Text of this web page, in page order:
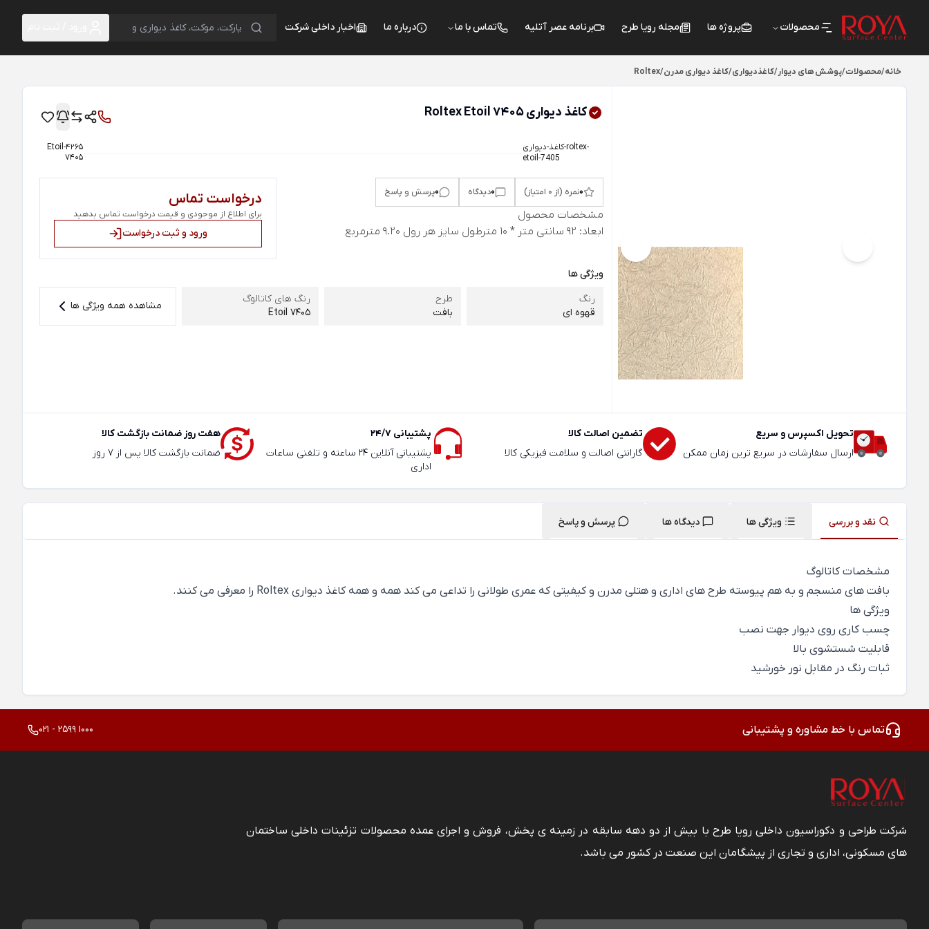
محصولات پروژه ها مجله رویا طرح برنامه عصر آتلیه تماس با ما درباره ما اخبار داخلی شرکت
خانه/محصولات/پوشش های دیوار/کاغذدیواری/کاغذ دیواری مدرن/
Roltex
کاغذ دیواری Roltex Etoil 7405
کاغذ-دیواری-roltex-
etoil-7405
4265-Etoil
7405
0نمره (از 0 امتیاز) 0دیدگاه 0پرسش و پاسخ
مشخصات محصول
ابعاد: 92 سانتی متر * 10 مترطول سایز هر رول 9.20 مترمربع
درخواست تماس
برای اطلاع از موجودی و قیمت درخواست تماس بدهید
ورود و ثبت درخواست
ویژگی ها
رنگ
قهوه ای
طرح
بافت
رنگ های کاتالوگ
Etoil 7405
مشاهده همه ویژگی ها
تحویل اکسپرس و سریع
ارسال سفارشات در سریع ترین زمان ممکن
تضمین اصالت کالا
گارانتی اصالت و سلامت فیزیکی کالا
پشتیبانی 24/7
پشتیبانی آنلاین 24 ساعته و تلفنی ساعات
اداری
هفت روز ضمانت بازگشت کالا
ضمانت بازگشت کالا پس از 7 روز
نقد و بررسی ویژگی ها دیدگاه ها پرسش و پاسخ
مشخصات کاتالوگ
بافت های منسجم و به هم پیوسته طرح های اداری و هتلی مدرن و کیفیتی که عمری طولانی را تداعی می کند همه و همه کاغذ دیواری Roltex را معرفی می کنند.
ویژگی ها
چسب کاری روی دیوار جهت نصب
قابلیت شستشوی بالا
ثبات رنگ در مقابل نور خورشید
تماس با خط مشاوره و پشتیبانی 021 - 2599 1000
شرکت طراحی و دکوراسیون داخلی رویا طرح با بیش از دو دهه سابقه در زمینه ی پخش، فروش و اجرای عمده محصولات تزئینات داخلی ساختمان
های مسکونی، اداری و تجاری از پیشگامان این صنعت در کشور می باشد.